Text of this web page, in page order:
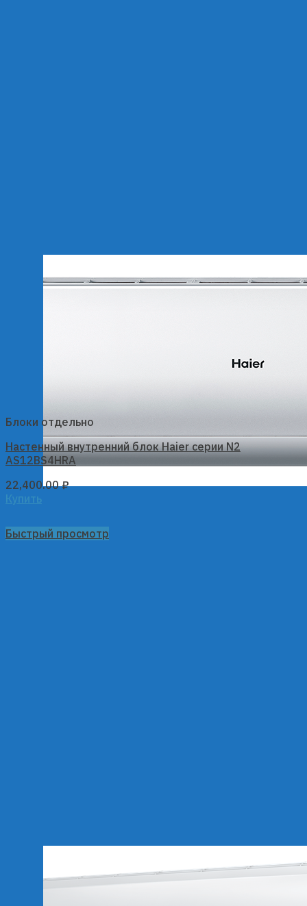
Быстрый просмотр
Блоки отдельно
Настенный внутренний блок Haier серии N2
AS12BS4HRA
22,400.00₽
Купить